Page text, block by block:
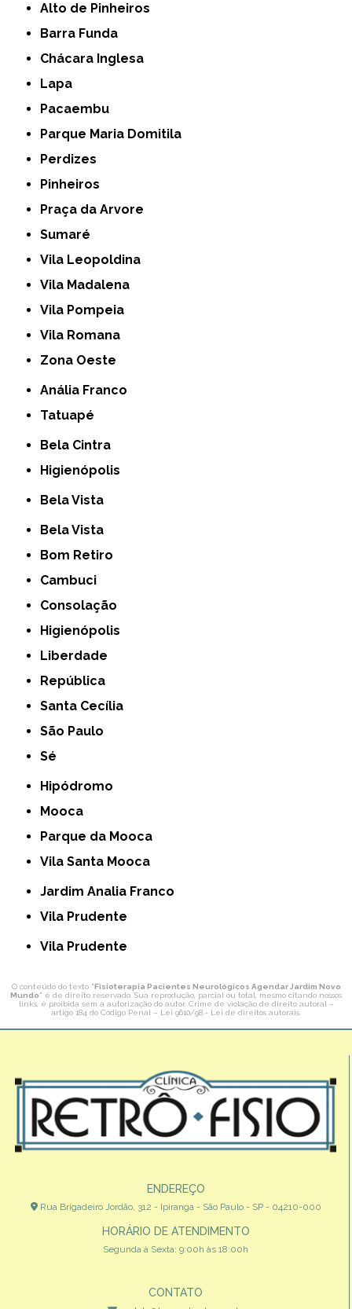
Alto de Pinheiros
Barra Funda
Chácara Inglesa
Lapa
Pacaembu
Parque Maria Domitila
Perdizes
Pinheiros
Praça da Arvore
Sumaré
Vila Leopoldina
Vila Madalena
Vila Pompeia
Vila Romana
Zona Oeste
Anália Franco
Tatuapé
Bela Cintra
Higienópolis
Bela Vista
Bela Vista
Bom Retiro
Cambuci
Consolação
Higienópolis
Liberdade
República
Santa Cecília
São Paulo
Sé
Hipódromo
Mooca
Parque da Mooca
Vila Santa Mooca
Jardim Analia Franco
Vila Prudente
Vila Prudente
O conteúdo do texto "Fisioterapia Pacientes Neurológicos Agendar Jardim Novo
Mundo" é de direito reservado. Sua reprodução, parcial ou total, mesmo citando nossos
links, é proibida sem a autorização do autor. Crime de violação de direito autoral –
artigo 184 do Código Penal – Lei 9610/98 - Lei de direitos autorais
ENDEREÇO
Rua Brigadeiro Jordão, 312 - Ipiranga - São Paulo - SP - 04210-000
HORÁRIO DE ATENDIMENTO
Segunda à Sexta: 9:00h às 18:00h
CONTATO